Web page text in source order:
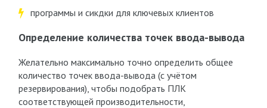
программы и сикдки для ключевых клиентов
Определение количества точек ввода-вывода
Желательно максимально точно определить общее
количество точек ввода-вывода (с учётом
резервирования), чтобы подобрать ПЛК
соответствующей производительности,